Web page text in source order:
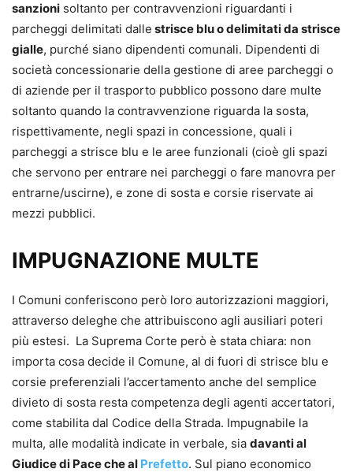
sanzioni soltanto per contravvenzioni riguardanti i
parcheggi delimitati dalle strisce blu o delimitati da strisce
gialle, purché siano dipendenti comunali. Dipendenti di
società concessionarie della gestione di aree parcheggi o
di aziende per il trasporto pubblico possono dare multe
soltanto quando la contravvenzione riguarda la sosta,
rispettivamente, negli spazi in concessione, quali i
parcheggi a strisce blu e le aree funzionali (cioè gli spazi
che servono per entrare nei parcheggi o fare manovra per
entrarne/uscirne), e zone di sosta e corsie riservate ai
mezzi pubblici.
IMPUGNAZIONE MULTE
I Comuni conferiscono però loro autorizzazioni maggiori,
attraverso deleghe che attribuiscono agli ausiliari poteri
più estesi. La Suprema Corte però è stata chiara: non
importa cosa decide il Comune, al di fuori di strisce blu e
corsie preferenziali l’accertamento anche del semplice
divieto di sosta resta competenza degli agenti accertatori,
come stabilita dal Codice della Strada. Impugnabile la
multa, alle modalità indicate in verbale, sia davanti al
Giudice di Pace che al Prefetto. Sul piano economico